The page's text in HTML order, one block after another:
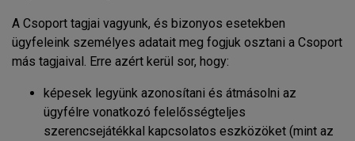
A Csoport tagjai vagyunk, és bizonyos esetekben
ügyfeleink személyes adatait meg fogjuk osztani a Csoport
más tagjaival. Erre azért kerül sor, hogy:
képesek legyünk azonosítani és átmásolni az
ügyfélre vonatkozó felelősségteljes
szerencsejátékkal kapcsolatos eszközöket (mint az